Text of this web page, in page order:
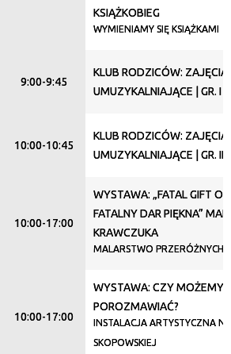
KSIĄŻKOBIEG
WYMIENIAMY SIĘ KSIĄŻKAMI
9:00-9:45
KLUB RODZICÓW: ZAJĘCIA
UMUZYKALNIAJĄCE | GR. I
10:00-10:45
KLUB RODZICÓW: ZAJĘCIA
UMUZYKALNIAJĄCE | GR. II
10:00-17:00
WYSTAWA: „FATAL GIFT
FATALNY DAR PIĘKNA”
KRAWCZUKA
MALARSTWO PRZERÓŻNYCH
10:00-17:00
WYSTAWA: CZY MOŻEMY
POROZMAWIAĆ?
INSTALACJA ARTYSTYCZNA
SKOPOWSKIEJ